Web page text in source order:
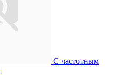
С частотным